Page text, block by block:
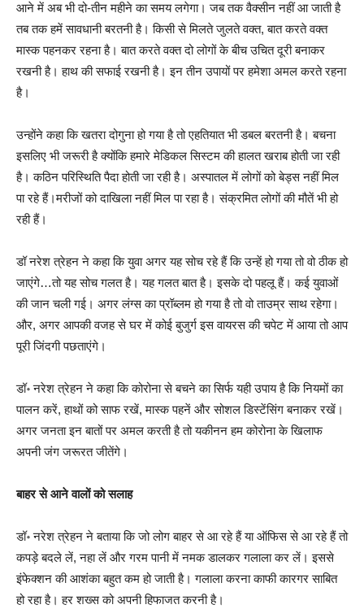
आने में अब भी दो-तीन महीने का समय लगेगा। जब तक वैक्सीन नहीं आ जाती है
तब तक हमें सावधानी बरतनी है। किसी से मिलते जुलते वक्त, बात करते वक्त
मास्क पहनकर रहना है। बात करते वक्त दो लोगों के बीच उचित दूरी बनाकर
रखनी है। हाथ की सफाई रखनी है। इन तीन उपायों पर हमेशा अमल करते रहना
है।
उन्होंने कहा कि खतरा दोगुना हो गया है तो एहतियात भी डबल बरतनी है। बचना
इसलिए भी जरूरी है क्योंकि हमारे मेडिकल सिस्टम की हालत खराब होती जा रही
है। कठिन परिस्थिति पैदा होती जा रही है। अस्पातल में लोगों को बेड्स नहीं मिल
पा रहे हैं।मरीजों को दाखिला नहीं मिल पा रहा है। संक्रमित लोगों की मौतें भी हो
रही हैं।
डॉ नरेश त्रेहन ने कहा कि युवा अगर यह सोच रहे हैं कि उन्हें हो गया तो वो ठीक हो
जाएंगे…तो यह सोच गलत है। यह गलत बात है। इसके दो पहलू हैं। कई युवाओं
की जान चली गई। अगर लंग्स का प्रॉब्लम हो गया है तो वो ताउम्र साथ रहेगा।
और, अगर आपकी वजह से घर में कोई बुजुर्ग इस वायरस की चपेट में आया तो आप
पूरी जिंदगी पछताएंगे।
डॉ॰ नरेश त्रेहन ने कहा कि कोरोना से बचने का सिर्फ यही उपाय है कि नियमों का
पालन करें, हाथों को साफ रखें, मास्क पहनें और सोशल डिस्टेंसिंग बनाकर रखें।
अगर जनता इन बातों पर अमल करती है तो यकीनन हम कोरोना के खिलाफ
अपनी जंग जरूरत जीतेंगे।
बाहर से आने वालों को सलाह
डॉ॰ नरेश त्रेहन ने बताया कि जो लोग बाहर से आ रहे हैं या ऑफिस से आ रहे हैं तो
कपड़े बदले लें, नहा लें और गरम पानी में नमक डालकर गलाला कर लें। इससे
इंफेक्शन की आशंका बहुत कम हो जाती है। गलाला करना काफी कारगर साबित
हो रहा है। हर शख्स को अपनी हिफाजत करनी है।